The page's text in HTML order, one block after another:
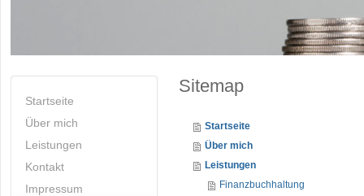
Startseite
Über mich
Leistungen
Kontakt
Impressum
Sitemap
Startseite
Über mich
Leistungen
Finanzbuchhaltung